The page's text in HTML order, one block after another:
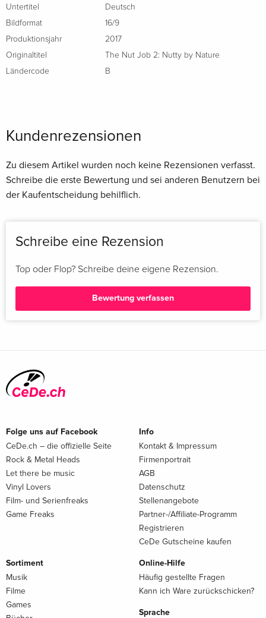
Untertitel
Deutsch
Bildformat
16/9
Produktionsjahr
2017
Originaltitel
The Nut Job 2: Nutty by Nature
Ländercode
B
Kundenrezensionen
Zu diesem Artikel wurden noch keine Rezensionen verfasst.
Schreibe die erste Bewertung und sei anderen Benutzern bei
der Kaufentscheidung behilflich.
Schreibe eine Rezension
Top oder Flop? Schreibe deine eigene Rezension.
Bewertung verfassen
Folge uns auf Facebook
CeDe.ch – die offizielle Seite
Rock & Metal Heads
Let there be music
Vinyl Lovers
Film- und Serienfreaks
Game Freaks
Info
Kontakt & Impressum
Firmenportrait
AGB
Datenschutz
Stellenangebote
Partner-/Affiliate-Programm
Registrieren
CeDe Gutscheine kaufen
Sortiment
Musik
Filme
Games
Online-Hilfe
Häufig gestellte Fragen
Kann ich Ware zurückschicken?
Sprache